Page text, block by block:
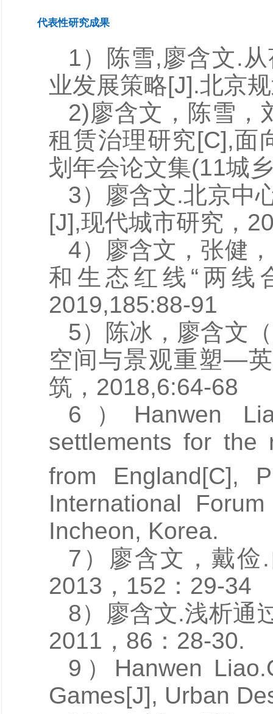
代表性研究成果
1）陈雪,廖含文.
业发展策略[J].北京
2)廖含文， 陈雪，
租赁治理研究[C],面
划年会论文集(11城
3） 廖含文.北京中
[J],现代城市研究，
4） 廖含文 ，张健
和生态红线“两线
2019,185:88-91
5）陈冰， 廖含文
空间与景观重塑—
筑，2018,6:64-68
6） Hanwen
settlements for the
from England[C],
International
Incheon, Korea.
7） 廖含文 ，戴
2013，152：29-34
8） 廖含文.浅析通
2011，86：28-30.
9） Hanwen Liao.
Games[J], Urban